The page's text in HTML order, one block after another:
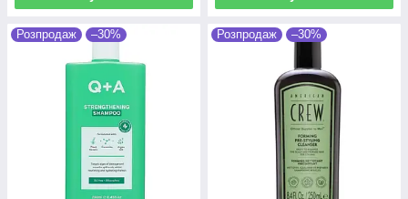
Розпродаж –30% Розпродаж –30%